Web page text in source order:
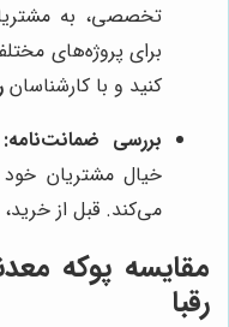
تخصصی، به
برای پروژه‌های
کنید و با کارشناسان
بررسی ضمانت‌نامه:
خیال مشتریان
می‌کند. قبل از
مقایسه پوکه
رقبا